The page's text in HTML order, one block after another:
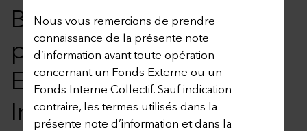
Nous vous remercions de prendre
connaissance de la présente note
d’information avant toute opération
concernant un Fonds Externe ou un
Fonds Interne Collectif. Sauf indication
contraire, les termes utilisés dans la
présente note d’information et dans la
Bienvenue sur notre
page dédiée aux Fonds
Externes et Fonds
Internes Collectifs